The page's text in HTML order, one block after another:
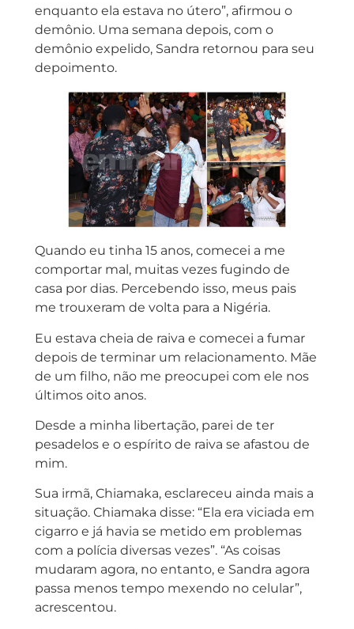
enquanto ela estava no útero”, afirmou o
demônio. Uma semana depois, com o
demônio expelido, Sandra retornou para seu
depoimento.
Quando eu tinha 15 anos, comecei a me
comportar mal, muitas vezes fugindo de
casa por dias. Percebendo isso, meus pais
me trouxeram de volta para a Nigéria.
Eu estava cheia de raiva e comecei a fumar
depois de terminar um relacionamento. Mãe
de um filho, não me preocupei com ele nos
últimos oito anos.
Desde a minha libertação, parei de ter
pesadelos e o espírito de raiva se afastou de
mim.
Sua irmã, Chiamaka, esclareceu ainda mais a
situação. Chiamaka disse: “Ela era viciada em
cigarro e já havia se metido em problemas
com a polícia diversas vezes”. “As coisas
mudaram agora, no entanto, e Sandra agora
passa menos tempo mexendo no celular”,
acrescentou.